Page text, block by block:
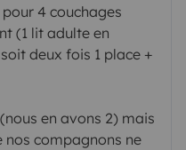
4 couchages
(1 lit adulte en
deux fois 1 place +
en avons 2) mais
nos compagnons ne